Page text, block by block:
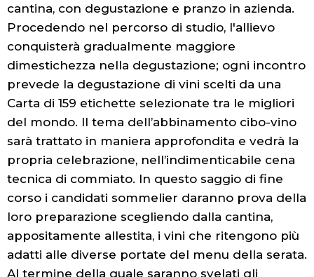
cantina, con degustazione e pranzo in azienda.
Procedendo nel percorso di studio, l'allievo
conquisterà gradualmente maggiore
dimestichezza nella degustazione; ogni incontro
prevede la degustazione di vini scelti da una
Carta di 159 etichette selezionate tra le migliori
del mondo. Il tema dell’abbinamento cibo-vino
sarà trattato in maniera approfondita e vedrà la
propria celebrazione, nell’indimenticabile cena
tecnica di commiato. In questo saggio di fine
corso i candidati sommelier daranno prova della
loro preparazione scegliendo dalla cantina,
appositamente allestita, i vini che ritengono più
adatti alle diverse portate del menu della serata.
Al termine della quale saranno svelati gli